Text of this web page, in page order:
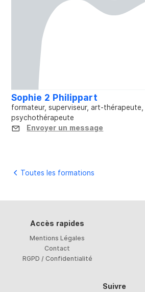
Sophie 2 Philippart
formateur, superviseur, art-
psychothérapeute
Envoyer un message
Toutes les formations
Accès rapides
Mentions Légales
Contact
RGPD / Confidentialité
Suivre